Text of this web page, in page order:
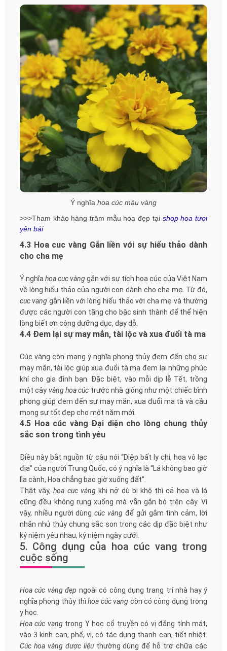
Ý nghĩa hoa cúc màu vàng
>>>Tham khảo hàng trăm mẫu hoa đẹp tại shop hoa tươi
yên bái
4.3 Hoa cuc vàng Gắn liền với sự hiếu thảo dành
cho cha mẹ
Ý nghĩa hoa cuc vànggắn với sự tích hoa cúc của Việt Nam
về lòng hiếu thảo của người con dành cho cha mẹ. Từ đó,
cuc vang gắn liền với lòng hiếu thảo với cha mẹ và thường
được các người con tặng cho bậc sinh thành để thể hiện
lòng biết ơn công dưỡng dục, dạy dỗ.
4.4 Đem lại sự may mắn, tài lộc và xua đuổi tà ma
Cúc vàng còn mang ý nghĩa phong thủy đem đến cho sự
may mắn, tài lộc giúp xua đuổi tà ma đem lại những phúc
khí cho gia đình bạn. Đặc biệt, vào mỗi dịp lễ Tết, trồng
một cây vàng hoa cúc trước nhà giống như một chiếc bình
phong giúp đem đến sự may mắn, xua đuổi ma tà và cầu
mong sự tốt đẹp cho một năm mới.
4.5 Hoa cúc vàng Đại diện cho lòng chung thủy
sắc son trong tình yêu
Điều này bắt nguồn từ câu nói “Diệp bất ly chi, hoa vô lạc
địa” của người Trung Quốc, có ý nghĩa là “Lá không bao giờ
lìa cành, Hoa chẳng bao giờ xuống đất”.
Thật vậy,hoa cuc vàngkhi nở dù bị khô thì cả hoa và lá
cũng đều không rụng xuống mà vẫn gắn bó trên cây. Vì
vậy, nhiều người dùngcúc vàng để gửi gắm tình cảm, lời
nhắn nhủ thủy chung sắc son trong các dịp đặc biệt như
kỷ niệm yêu nhau, kỷ niệm ngày cưới.
5. Công dụng của hoa cúc vang trong
cuộc sống
Hoa cúc vàng đẹp ngoài có công dụng trang trí nhà hay ý
nghĩa phong thủy thìhoa cúc vang còn có công dụng trong
y học.
Hoa cúc vangtrong Y học cổ truyền có vị đắng tính mát,
vào 3 kinh can, phế, vị, có tác dụng thanh can, tiết nhiệt.
Cúc hoa vàng dược liệuthường dùng để hỗ trợ chữa các